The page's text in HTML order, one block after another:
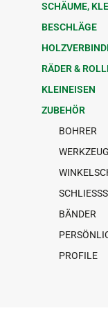
SCHÄUME,
BESCHLÄGE
RÄDER &
KLEINEISEN
ZUBEHÖR
BOHRER
WERKZEUG
BÄNDER
PROFILE